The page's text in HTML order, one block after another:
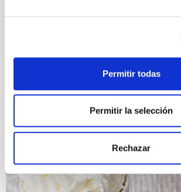
Permitir todas
Permitir la selección
Rechazar